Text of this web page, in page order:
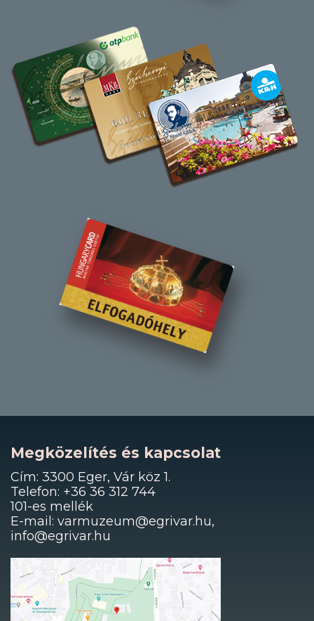
Megközelítés és kapcsolat
Cím: 3300 Eger, Vár köz 1.
Telefon: +36 36 312 744
101-es mellék
E-mail: varmuzeum@egrivar.hu,
info@egrivar.hu